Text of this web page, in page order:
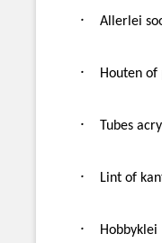
· Allerlei
· Houten of
· Tubes
· Lint of
· Hobbyklei